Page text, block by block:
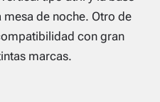
de noche. Otro de
con gran
marcas.